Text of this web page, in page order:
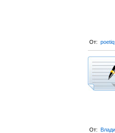
От: poetiq
От: